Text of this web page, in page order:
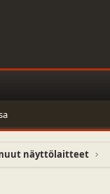
näyttölaitteet